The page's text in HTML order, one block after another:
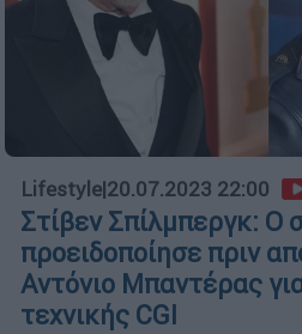
Lifestyle|20.07.2023 22:00
Στίβεν Σπίλμπεργκ: Ο
προειδοποίησε πριν
Αντόνιο Μπαντέρας
τεχνικής CGI